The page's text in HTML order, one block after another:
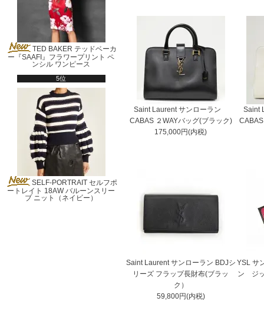
TED BAKER テッドベーカ
ー『SAAFI』フラワープリント ペ
ンシル ワンピース
5位
SELF-PORTRAIT セルフポ
ートレイト 18AW バルーンスリー
ブ ニット（ネイビー）
Saint Laurent サンローラン
CABAS ２WAYバッグ(ブラック)
175,000円(内税)
Saint
Saint Laurent サンローラン BDJシ
リーズ フラップ長財布(ブラッ
ク）
59,800円(内税)
YSL サ
ン ジッ